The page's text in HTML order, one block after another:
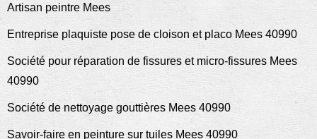
Artisan peintre Mees
Entreprise plaquiste pose de cloison et placo Mees 40990
Société pour réparation de fissures et micro-fissures Mees
40990
Société de nettoyage gouttières Mees 40990
Savoir-faire en peinture sur tuiles Mees 40990